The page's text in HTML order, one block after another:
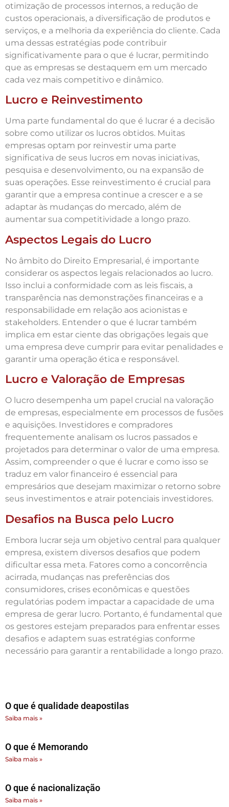
otimização de processos internos, a redução de
custos operacionais, a diversificação de produtos e
serviços, e a melhoria da experiência do cliente. Cada
uma dessas estratégias pode contribuir
significativamente para o que é lucrar, permitindo
que as empresas se destaquem em um mercado
cada vez mais competitivo e dinâmico.
Lucro e Reinvestimento
Uma parte fundamental do que é lucrar é a decisão
sobre como utilizar os lucros obtidos. Muitas
empresas optam por reinvestir uma parte
significativa de seus lucros em novas iniciativas,
pesquisa e desenvolvimento, ou na expansão de
suas operações. Esse reinvestimento é crucial para
garantir que a empresa continue a crescer e a se
adaptar às mudanças do mercado, além de
aumentar sua competitividade a longo prazo.
Aspectos Legais do Lucro
No âmbito do Direito Empresarial, é importante
considerar os aspectos legais relacionados ao lucro.
Isso inclui a conformidade com as leis fiscais, a
transparência nas demonstrações financeiras e a
responsabilidade em relação aos acionistas e
stakeholders. Entender o que é lucrar também
implica em estar ciente das obrigações legais que
uma empresa deve cumprir para evitar penalidades e
garantir uma operação ética e responsável.
Lucro e Valoração de Empresas
O lucro desempenha um papel crucial na valoração
de empresas, especialmente em processos de fusões
e aquisições. Investidores e compradores
frequentemente analisam os lucros passados e
projetados para determinar o valor de uma empresa.
Assim, compreender o que é lucrar e como isso se
traduz em valor financeiro é essencial para
empresários que desejam maximizar o retorno sobre
seus investimentos e atrair potenciais investidores.
Desafios na Busca pelo Lucro
Embora lucrar seja um objetivo central para qualquer
empresa, existem diversos desafios que podem
dificultar essa meta. Fatores como a concorrência
acirrada, mudanças nas preferências dos
consumidores, crises econômicas e questões
regulatórias podem impactar a capacidade de uma
empresa de gerar lucro. Portanto, é fundamental que
os gestores estejam preparados para enfrentar esses
desafios e adaptem suas estratégias conforme
necessário para garantir a rentabilidade a longo prazo.
O que é qualidade deapostilas
Saiba mais »
O que é Memorando
Saiba mais »
O que é nacionalização
Saiba mais »